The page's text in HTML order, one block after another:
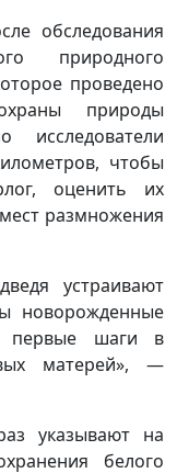
обследования
природного
проведено
природы
исследователи
чтобы
оценить их
размножения
устраивают
новорожденные
первые шаги в
матерей», —
указывают на
белого